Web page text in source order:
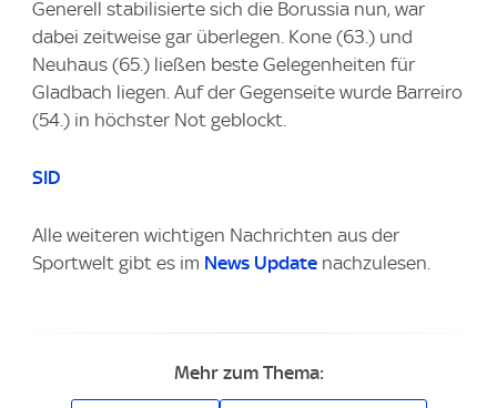
Generell stabilisierte sich die Borussia nun, war
dabei zeitweise gar überlegen. Kone (63.) und
Neuhaus (65.) ließen beste Gelegenheiten für
Gladbach liegen. Auf der Gegenseite wurde Barreiro
(54.) in höchster Not geblockt.
SID
Alle weiteren wichtigen Nachrichten aus der
Sportwelt gibt es im News Update nachzulesen.
Mehr zum Thema: